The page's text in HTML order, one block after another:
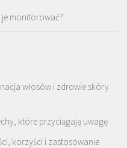
monitorować?
włosów i zdrowie skóry
które przyciągają uwagę
korzyści i zastosowanie